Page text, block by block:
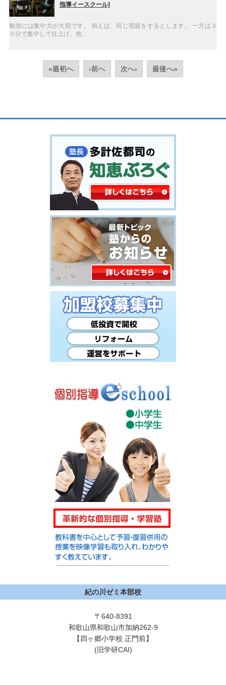
指導イースクール]
勉強には集中力が大切です。 例えば、同じ宿題をするとします。 一方は３
０分で集中して仕上げ、他...
«最初へ ‹前へ 次へ› 最後へ»
紀の川ゼミ本部校
〒640-8391
和歌山県和歌山市加納262-9
【四ヶ郷小学校 正門前】
(旧学研CAI)